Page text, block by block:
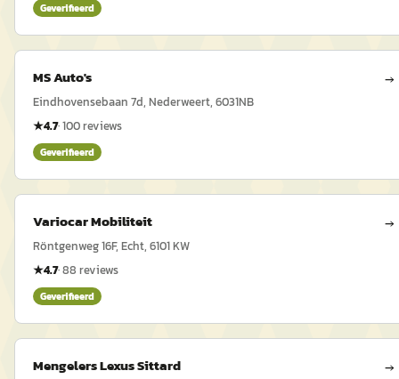
Geverifieerd
MS Auto's →
Eindhovensebaan 7d, Nederweert, 6031NB
★4.7·100reviews
Geverifieerd
Variocar Mobiliteit →
Röntgenweg 16F, Echt, 6101 KW
★4.7·88 reviews
Geverifieerd
Mengelers Lexus Sittard →